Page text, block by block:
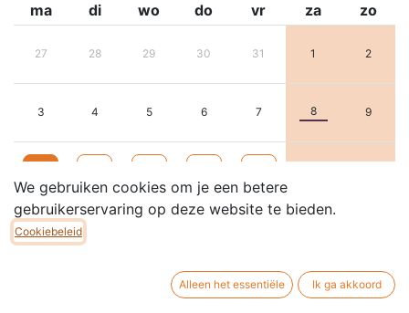
ma di wo do vr za zo
27 28 29 30 31 1 2
3 4 5 6 7 8 9
17
27 28 29 30
We gebruiken cookies om je een betere
gebruikerservaring op deze website te bieden.
Cookiebeleid
Alleen het essentiële Ik ga akkoord